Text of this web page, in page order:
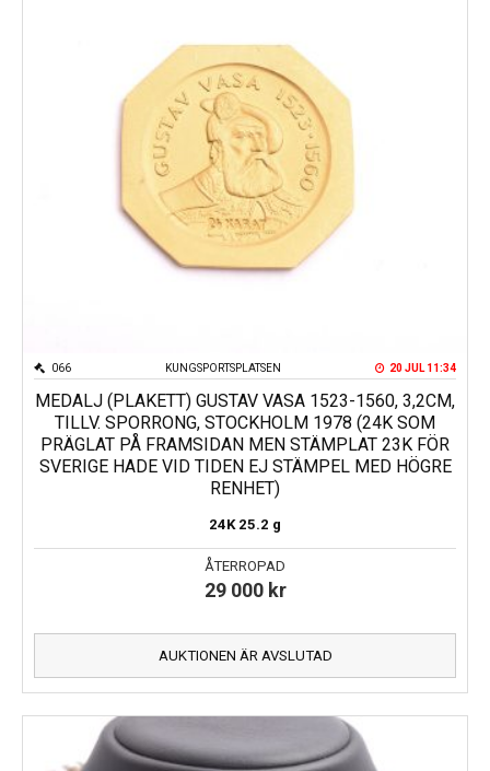
KUNGSPORTSPLATSEN
066 20 JUL 11:34
MEDALJ (PLAKETT) GUSTAV VASA 1523-1560, 3,2CM,
TILLV. SPORRONG, STOCKHOLM 1978 (24K SOM
PRÄGLAT PÅ FRAMSIDAN MEN STÄMPLAT 23K FÖR
SVERIGE HADE VID TIDEN EJ STÄMPEL MED HÖGRE
RENHET)
24K 25.2 g
ÅTERROPAD
29 000 kr
AUKTIONEN ÄR AVSLUTAD